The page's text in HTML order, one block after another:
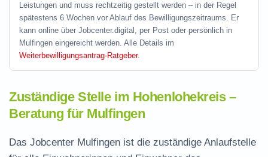
Leistungen und muss rechtzeitig gestellt werden – in der Regel
spätestens 6 Wochen vor Ablauf des Bewilligungszeitraums. Er
kann online über Jobcenter.digital, per Post oder persönlich in
Mulfingen eingereicht werden. Alle Details im
Weiterbewilligungsantrag-Ratgeber.
Zuständige Stelle im Hohenlohekreis –
Beratung für Mulfingen
Das Jobcenter Mulfingen ist die zuständige Anlaufstelle